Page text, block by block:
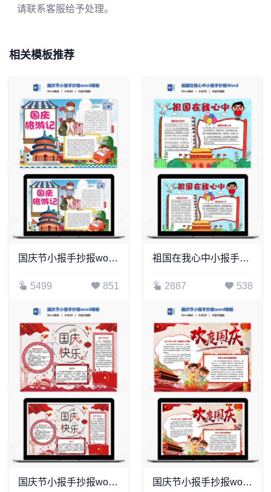
请联系客服给予处理。
相关模板推荐
国庆节小报手抄报word模板(23)
5499 851
祖国在我心中小报手抄报Word模板电子
2887 538
国庆节小报手抄报word模板(19) 国庆节小报手抄报word模板(29)